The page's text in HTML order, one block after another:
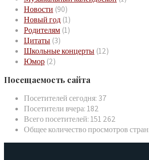
Новости (90)
Новый год (1)
Родителям (1)
Цитаты (3)
Школьные концерты (12)
Юмор (2)
Посещаемость сайта
Посетителей сегодня: 37
Посетители вчера:182
Всего посетителей:151 262
Общее количество просмотров